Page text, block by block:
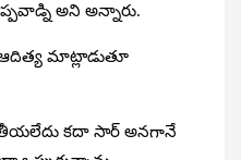
అని అన్నారు.
మాట్లాడుతూ
కదా సార్‌ అనగానే